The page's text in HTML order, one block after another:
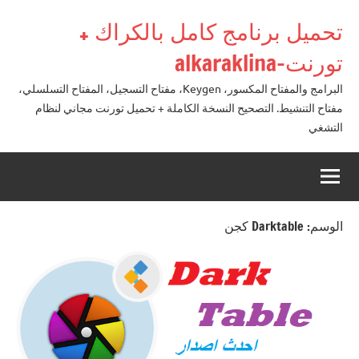
تحميل برنامج كامل بالكراك +
تورنت-alkaraklina
البرامج والمفتاح المكسور، Keygen، مفتاح التسجيل، المفتاح التسلسلي،
مفتاح التنشيط. التصحيح النسخة الكاملة + تحميل تورنت مجاني لنظام
التشغي
الوسم: Darktable كجن